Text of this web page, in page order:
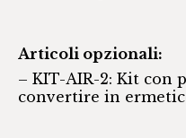
Articoli opzionali:
– KIT-AIR-2: Kit con
convertire in